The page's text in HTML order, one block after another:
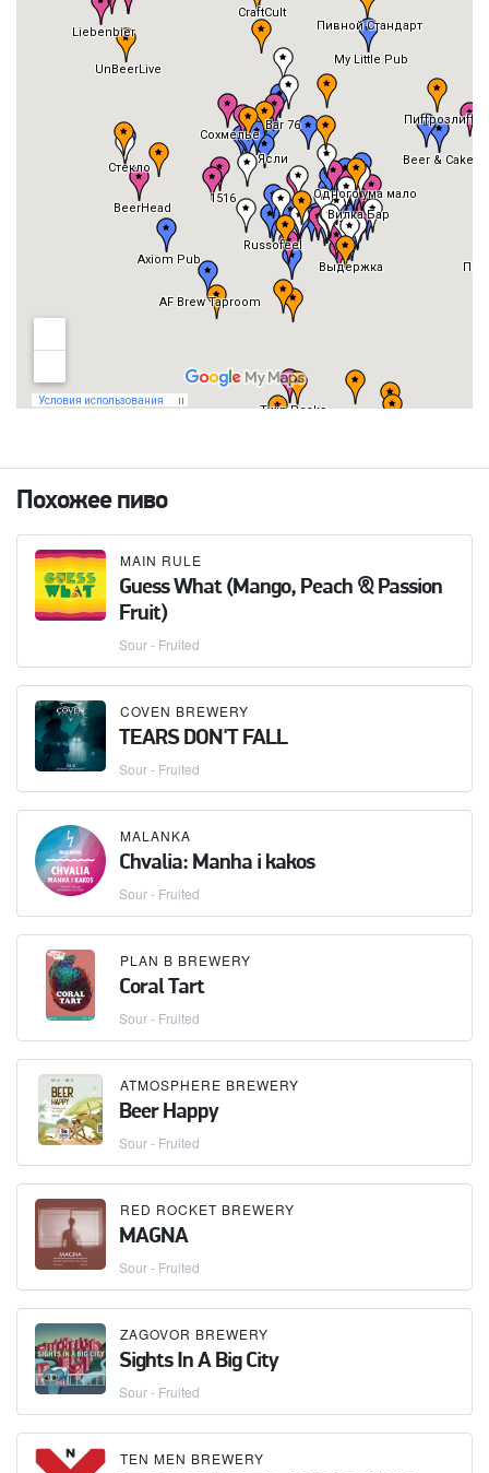
Похожее пиво
MAIN RULE
Guess What (Mango, Peach & Passion
Fruit)
Sour - Fruited
COVEN BREWERY
TEARS DON'T FALL
Sour - Fruited
MALANKA
Chvalia: Manha i kakos
Sour - Fruited
PLAN B BREWERY
Coral Tart
Sour - Fruited
ATMOSPHERE BREWERY
Beer Happy
Sour - Fruited
RED ROCKET BREWERY
MAGNA
Sour - Fruited
ZAGOVOR BREWERY
Sights In A Big City
Sour - Fruited
TEN MEN BREWERY